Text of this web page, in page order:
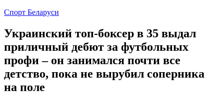
Спорт Беларуси
Украинский топ-боксер в 35 выдал
приличный дебют за футбольных
профи – он занимался почти все
детство, пока не вырубил соперника
на поле